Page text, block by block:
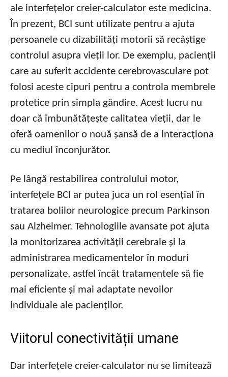
ale interfețelor creier-calculator este medicina.
În prezent, BCI sunt utilizate pentru a ajuta
persoanele cu dizabilități motorii să recâștige
controlul asupra vieții lor. De exemplu, pacienții
care au suferit accidente cerebrovasculare pot
folosi aceste cipuri pentru a controla membrele
protetice prin simpla gândire. Acest lucru nu
doar că îmbunătățește calitatea vieții, dar le
oferă oamenilor o nouă șansă de a interacționa
cu mediul înconjurător.
Pe lângă restabilirea controlului motor,
interfețele BCI ar putea juca un rol esențial în
tratarea bolilor neurologice precum Parkinson
sau Alzheimer. Tehnologiile avansate pot ajuta
la monitorizarea activității cerebrale și la
administrarea medicamentelor în moduri
personalizate, astfel încât tratamentele să fie
mai eficiente și mai adaptate nevoilor
individuale ale pacienților.
Viitorul conectivității umane
Dar interfețele creier-calculator nu se limitează